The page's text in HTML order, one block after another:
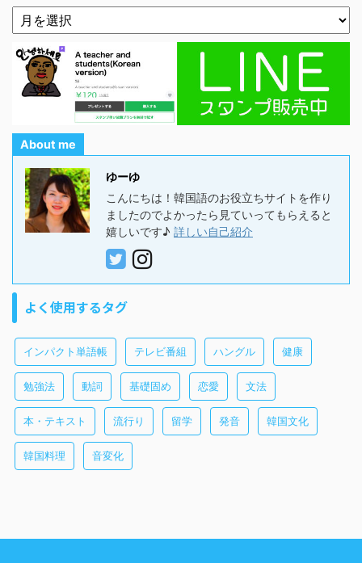
About me
ゆーゆ
こんにちは！韓国語のお役立ちサイトを作り
ましたのでよかったら見ていってもらえると
嬉しいです♪ 詳しい自己紹介
よく使用するタグ
インパクト単語帳 テレビ番組 ハングル 健康
勉強法 動詞 基礎固め 恋愛 文法
本・テキスト 流行り 留学 発音 韓国文化
韓国料理 音変化